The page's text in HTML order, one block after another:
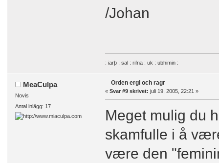
/Johan
: iarþ : sal : rifna : uk : ubhimin :
MeaCulpa
Novis
Antal inlägg: 17
Orden ergi och ragr
« Svar #9 skrivet: juli 19, 2005, 22:21 »
Meget mulig du
skamfulle i å
være den